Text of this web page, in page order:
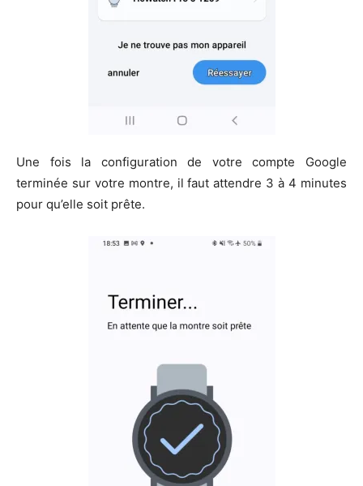
Une fois la configuration de votre compte Google
terminée sur votre montre, il faut attendre 3 à 4 minutes
pour qu’elle soit prête.